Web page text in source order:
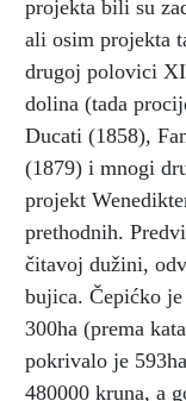
projekta bili su
ali osim projekta
drugoj polovici
dolina (tada
Ducati (1858),
(1879) i mnogi
projekt
prethodnih.
čitavoj dužini,
bujica. Čepićko
300ha (prema
pokrivalo je
480000 kruna, a